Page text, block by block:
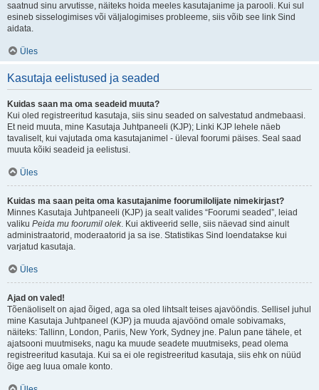
saatnud sinu arvutisse, näiteks hoida meeles kasutajanime ja parooli. Kui sul
esineb sisselogimises või väljalogimises probleeme, siis võib see link Sind
aidata.
Üles
Kasutaja eelistused ja seaded
Kuidas saan ma oma seadeid muuta?
Kui oled registreeritud kasutaja, siis sinu seaded on salvestatud andmebaasi.
Et neid muuta, mine Kasutaja Juhtpaneeli (KJP); Linki KJP lehele näeb
tavaliselt, kui vajutada oma kasutajanimel - üleval foorumi päises. Seal saad
muuta kõiki seadeid ja eelistusi.
Üles
Kuidas ma saan peita oma kasutajanime foorumilolijate nimekirjast?
Minnes Kasutaja Juhtpaneeli (KJP) ja sealt valides “Foorumi seaded”, leiad
valiku Peida mu foorumil olek. Kui aktiveerid selle, siis näevad sind ainult
administraatorid, moderaatorid ja sa ise. Statistikas Sind loendatakse kui
varjatud kasutaja.
Üles
Ajad on valed!
Tõenäoliselt on ajad õiged, aga sa oled lihtsalt teises ajavööndis. Sellisel juhul
mine Kasutaja Juhtpaneel (KJP) ja muuda ajavöönd omale sobivamaks,
näiteks: Tallinn, London, Pariis, New York, Sydney jne. Palun pane tähele, et
ajatsooni muutmiseks, nagu ka muude seadete muutmiseks, pead olema
registreeritud kasutaja. Kui sa ei ole registreeritud kasutaja, siis ehk on nüüd
õige aeg luua omale konto.